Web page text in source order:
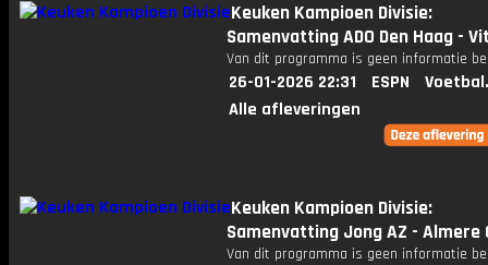
Keuken Kampioen Divisie:
Samenvatting ADO Den Haag -
Van dit programma is geen informatie
26-01-2026 22:31 ESPN
Alle afleveringen
Keuken Kampioen Divisie:
Samenvatting Jong AZ - Almere
Van dit programma is geen informatie